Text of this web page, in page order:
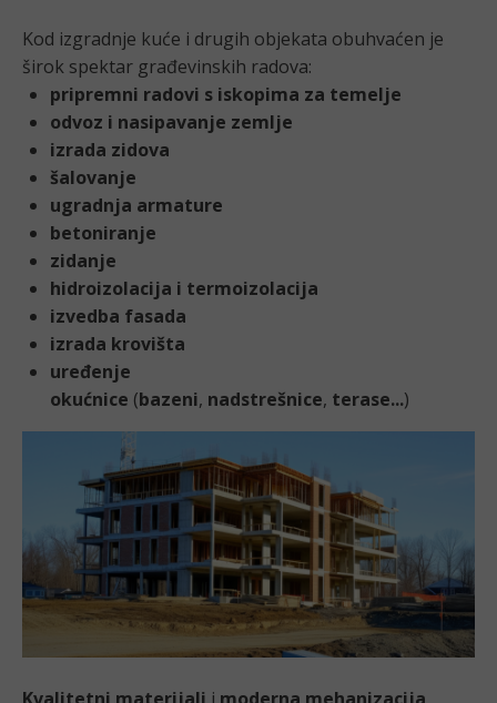
Kod izgradnje kuće i drugih objekata obuhvaćen je
širok spektar građevinskih radova:
pripremni radovi s iskopima za temelje
odvoz i nasipavanje zemlje
izrada zidova
šalovanje
ugradnja armature
betoniranje
zidanje
hidroizolacija i termoizolacija
izvedba fasada
izrada krovišta
uređenje
okućnice (bazeni, nadstrešnice, terase...)